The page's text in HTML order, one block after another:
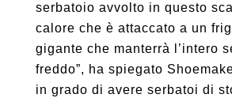
serbatoio avvolto in questo
calore che è attaccato a un
gigante che manterrà l’intero
freddo”, ha spiegato
in grado di avere serbatoi di